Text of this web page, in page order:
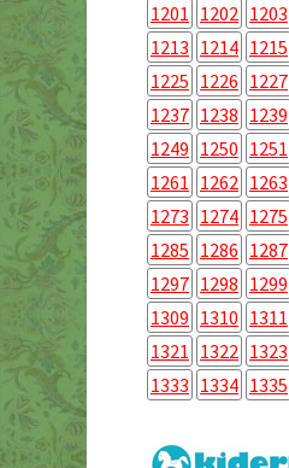
1201 1202 1203
1213 1214 1215
1225 1226 1227
1237 1238 1239
1249 1250 1251
1261 1262 1263
1273 1274 1275
1285 1286 1287
1297 1298 1299
1309 1310 1311
1321 1322 1323
1333 1334 1335